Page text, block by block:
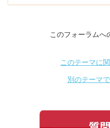
このフォーラムへ
このテーマに
別のテーマ